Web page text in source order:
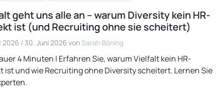
geht uns alle an – warum Diversity kein HR-
ist (und Recruiting ohne sie scheitert)
2026 / 30. Juni 2026 vonSarah Böning
4 Minuten | Erfahren Sie, warum Vielfalt kein HR-
ist und wie Recruiting ohne Diversity scheitert. Lernen Sie